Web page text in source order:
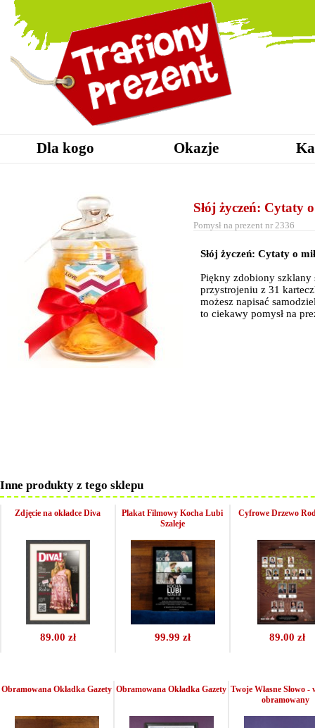
Dla kogo Okazje
Słój życzeń: Cytaty
Pomysł na prezent nr 2336
Słój życzeń: Cytaty o
Piękny zdobiony szklany
przystrojeniu z 31
możesz napisać
to ciekawy pomysł na
Inne produkty z tego sklepu
89.00 zł
Zdjęcie na okładce Diva
99.99 zł
Plakat Filmowy Kocha Lubi
Szaleje
89.00 zł
Cyfrowe Drzewo
Obramowana Okładka Gazety Obramowana Okładka Gazety Twoje Własne Słowo
obramowany